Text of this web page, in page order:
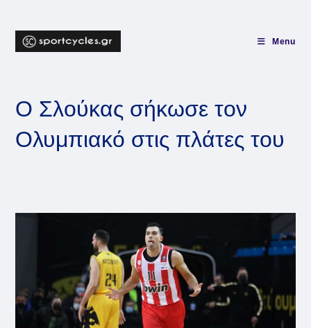
content
Menu
Ο Σλούκας σήκωσε τον
Ολυμπιακό στις πλάτες του